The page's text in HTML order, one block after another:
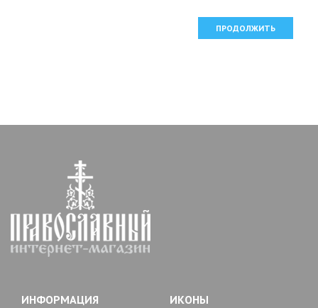
ПРОДОЛЖИТЬ
ИНФОРМАЦИЯ ИКОНЫ